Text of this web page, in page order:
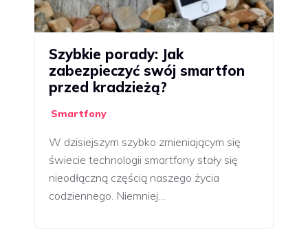
Szybkie porady: Jak
zabezpieczyć swój smartfon
przed kradzieżą?
Smartfony
W dzisiejszym szybko zmieniającym się
świecie technologii smartfony stały się
nieodłączną częścią naszego życia
codziennego. Niemniej…